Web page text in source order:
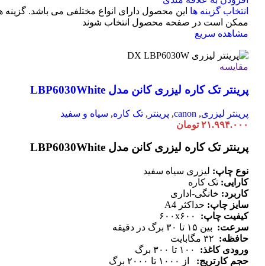
انتخاب گزینه ها این محصول دارای انواع مختلفی می باشد. گزینه
ممکن است در صفحه محصول انتخاب شوند
مشاهده سریع
مقایسه
پرینتر تک کاره لیزری کانن مدل LBP6030White
پرینتر لیزری,
canon
, پرینتر , تک کاره, سیاه و سفید
۲۱.۹۹۴.۰۰۰ تومان
پرینتر تک کاره لیزری کانن مدل LBP6030White
نوع چاپ: لیزری سیاه سفید
کارایی: تک کاره
کاربرد: خانگی-اداری
سایز چاپ: حداکثر A4
کیفیت چاپ:
۶۰۰x۶۰۰
سرعت: بین ۱۵ تا ۳۰ برگ در دقیقه
حافظه: ۳۲ مگابایت
ورودی کاغذ:
۱۰۰ تا ۳۰۰ برگ
حجم کارتریج:
از ۱۰۰۰ تا ۲۰۰۰ برگ